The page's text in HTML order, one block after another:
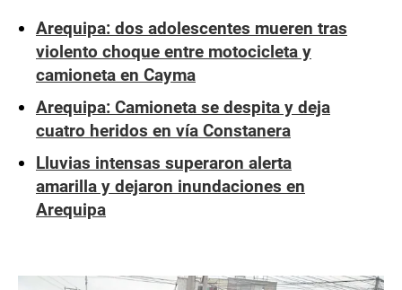
Arequipa: dos adolescentes mueren tras
violento choque entre motocicleta y
camioneta en Cayma
Arequipa: Camioneta se despita y deja
cuatro heridos en vía Constanera
Lluvias intensas superaron alerta
amarilla y dejaron inundaciones en
Arequipa